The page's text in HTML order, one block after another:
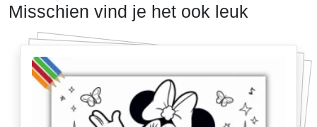
Misschien vind je het ook leuk